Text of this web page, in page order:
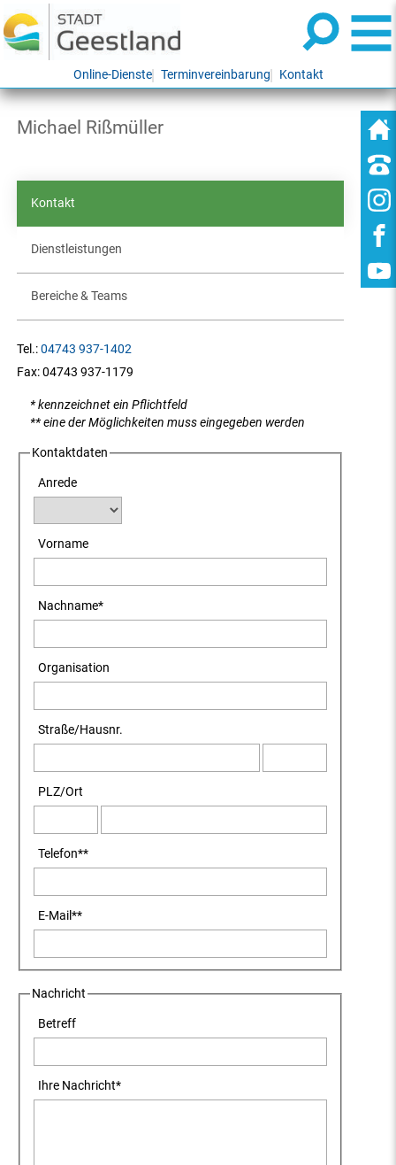
Online-Dienste Terminvereinbarung Kontakt
Michael Rißmüller
Kontakt
Dienstleistungen
Bereiche & Teams
Tel.:04743 937-1402
Fax:04743 937-1179
* kennzeichnet ein Pflichtfeld
** eine der Möglichkeiten muss eingegeben werden
Kontaktdaten
Anrede
Vorname
Nachname*
Organisation
Straße/Hausnr.
PLZ/Ort
Telefon**
E-Mail**
Nachricht
Betreff
Ihre Nachricht*